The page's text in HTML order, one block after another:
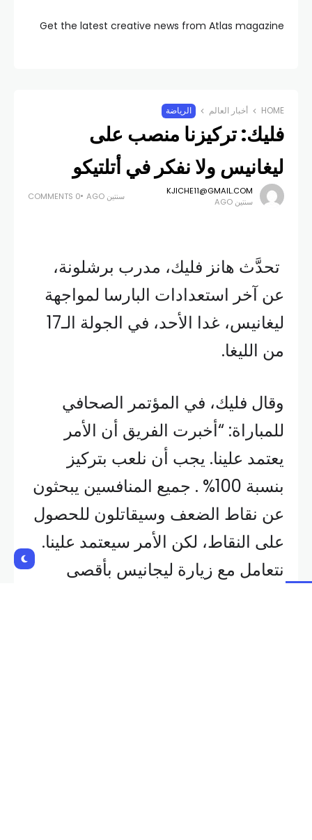
Get the latest creative news from Atlas magazine
HOME أخبار العالم الرياضة
فليك: تركيزنا منصب على
ليغانيس ولا نفكر في أتلتيكو
KJICHE11@GMAIL.COM
سنتين AGO
سنتين AGO 0 COMMENTS
تحدَّث هانز فليك، مدرب برشلونة،
عن آخر استعدادات البارسا لمواجهة
ليغانيس، غدا الأحد، في الجولة الـ17
من الليغا.
وقال فليك، في المؤتمر الصحافي
للمباراة: “أخبرت الفريق أن الأمر
يعتمد علينا. يجب أن نلعب بتركيز
بنسبة 100% . جميع المنافسين يبحثون
عن نقاط الضعف وسيقاتلون للحصول
على النقاط، لكن الأمر سيعتمد علينا.
نتعامل مع زيارة ليجانيس بأقصى